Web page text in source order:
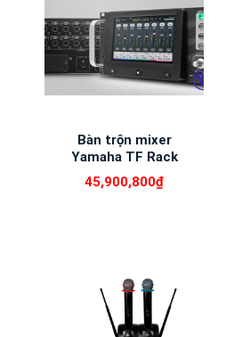
Bàn trộn mixer
Yamaha TF Rack
45,900,800₫